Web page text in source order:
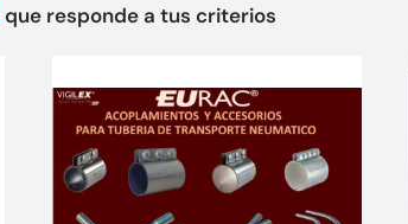
que responde a tus criterios